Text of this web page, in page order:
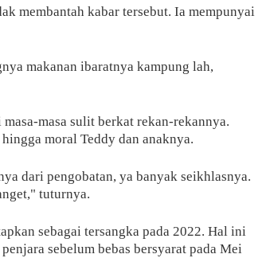
membantah kabar tersebut. Ia mempunyai
makanan ibaratnya kampung lah,
masa sulit berkat rekan-rekannya.
moral Teddy dan anaknya.
dari pengobatan, ya banyak seikhlasnya.
tuturnya.
sebagai tersangka pada 2022. Hal ini
sebelum bebas bersyarat pada Mei